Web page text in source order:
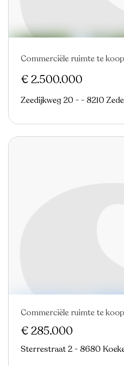
Nieuw
Commerciële ruimte te koop
€ 2.500.000
Zeedijkweg 20 - - 8210
Commerciële ruimte te koop
€ 285.000
Sterrestraat 2 - 8680